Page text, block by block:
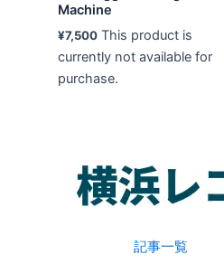
Machine
¥7,500 This product is
currently not available for
purchase.
記事一覧